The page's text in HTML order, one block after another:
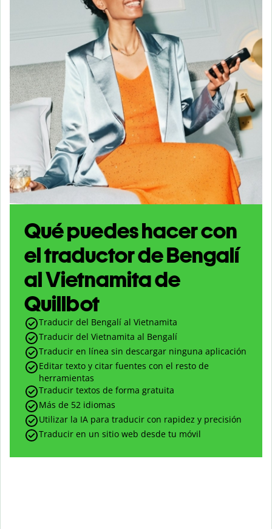
Qué puedes hacer con
el traductor de Bengalí
al Vietnamita de
Quillbot
Traducir del Bengalí al Vietnamita
Traducir del Vietnamita al Bengalí
Traducir en línea sin descargar ninguna aplicación
Editar texto y citar fuentes con el resto de
herramientas
Traducir textos de forma gratuita
Más de 52 idiomas
Utilizar la IA para traducir con rapidez y precisión
Traducir en un sitio web desde tu móvil